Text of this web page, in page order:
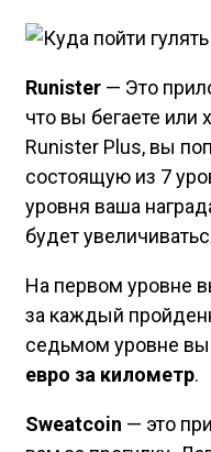
Runister — Это
что вы бегаете или
Runister Plus, вы
состоящую из 7
уровня ваша
будет
На первом уровне
за каждый
седьмом уровне вы
евро за километр.
Sweatcoin — это